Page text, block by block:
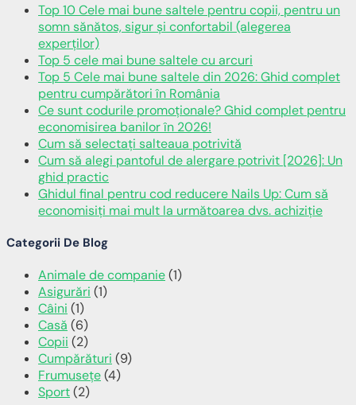
Top 10 Cele mai bune saltele pentru copii, pentru un
somn sănătos, sigur și confortabil (alegerea
experților)
Top 5 cele mai bune saltele cu arcuri
Top 5 Cele mai bune saltele din 2026: Ghid complet
pentru cumpărători în România
Ce sunt codurile promoționale? Ghid complet pentru
economisirea banilor în 2026!
Cum să selectați salteaua potrivită
Cum să alegi pantoful de alergare potrivit [2026]: Un
ghid practic
Ghidul final pentru cod reducere Nails Up: Cum să
economisiți mai mult la următoarea dvs. achiziție
Categorii De Blog
Animale de companie(1)
Asigurări (1)
Câini (1)
Casă (6)
Copii (2)
Cumpărături (9)
Frumusețe(4)
Sport(2)